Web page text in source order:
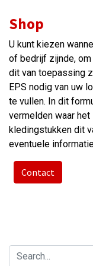
Shop
U kunt kiezen
of bedrijf zijnde,
dit van toepassing
EPS nodig van uw
te vullen. In dit
vermelden waar
kledingstukken dit
eventuele
Contact